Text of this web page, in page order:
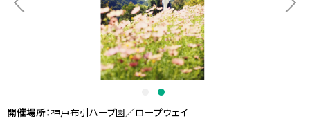
開催場所：神戸布引ハーブ園／ロープウェイ